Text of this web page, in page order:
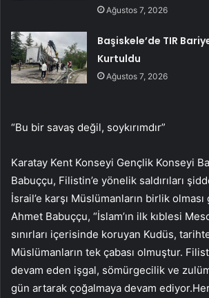
Ağustos 7, 2026
Başiskele’de TIR
Kurtuldu
Ağustos 7, 2026
“Bu bir savaş değil, soykırımdır”
Karatay Kent Konseyi Gençlik Konseyi
Babuççu, Filistin’e yönelik saldırıları
İsrail’e karşı Müslümanların birlik
Ahmet Babuççu, “İslam’ın ilk kıblesi
sınırları içerisinde koruyan Kudüs,
Müslümanların tek çabası olmuştur.
devam eden işgal, sömürgecilik ve
gün artarak çoğalmaya devam